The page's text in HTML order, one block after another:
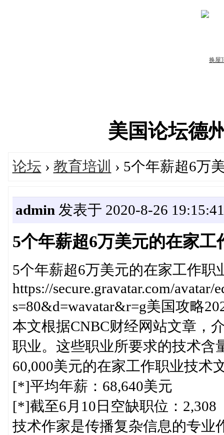
美国论坛德
论坛 › 教育培训 › 5个年薪超6万
admin 发表于 2020-8-26 19:15:41
5个年薪超6万美元的在家工
5个年薪超6万美元的在家工作职
https://secure.gravatar.com/
s=80&d=wavatar&r=g美国攻略
本文根据CNBC财经网站文章，
职业。这些职业所要求的技术含
60,000美元的在家工作职业技术
[*]平均年薪：68,640美元
[*]截至6月10日空缺职位：2,308
技术作家是传播复杂信息的专业